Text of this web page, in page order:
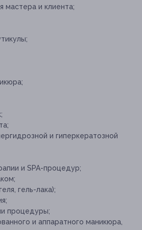
мастера и клиента;
и гиперкератозной
и SPA-процедур;
гель-лака);
процедуры;
и аппаратного маникюра,